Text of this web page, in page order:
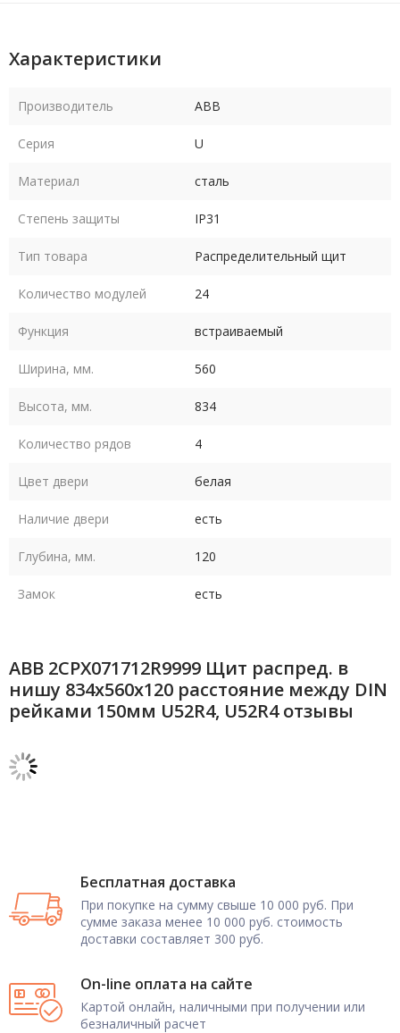
Характеристики
Производитель ABB
Серия U
Материал сталь
Степень защиты IP31
Тип товара Распределительный щит
Количество модулей 24
Функция встраиваемый
Ширина, мм. 560
Высота, мм. 834
Количество рядов 4
Цвет двери белая
Наличие двери есть
Глубина, мм. 120
Замок есть
ABB 2CPX071712R9999 Щит распред. в
нишу 834х560х120 расстояние между DIN
рейками 150мм U52R4, U52R4 отзывы
Бесплатная доставка
При покупке на сумму свыше 10 000 руб. При
сумме заказа менее 10 000 руб. стоимость
доставки составляет 300 руб.
On-line оплата на сайте
Картой онлайн, наличными при получении или
безналичный расчет